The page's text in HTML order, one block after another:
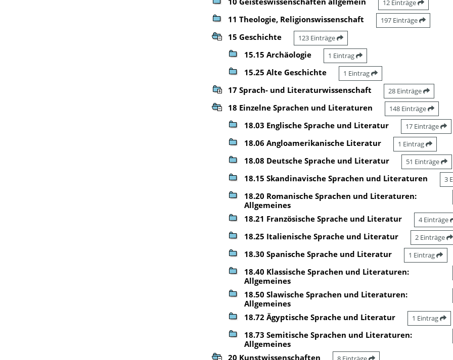
12 Einträge
11 Theologie, Religionswissenschaft 197 Einträge
15 Geschichte 123 Einträge
15.15 Archäologie 1 Eintrag
15.25 Alte Geschichte 1 Eintrag
17 Sprach- und Literaturwissenschaft 28 Einträge
18 Einzelne Sprachen und Literaturen 148 Einträge
18.03 Englische Sprache und Literatur 17 Einträge
18.06 Angloamerikanische Literatur 1 Eintrag
18.08 Deutsche Sprache und Literatur 51 Einträge
18.15 Skandinavische Sprachen und Literaturen 3
18.20 Romanische Sprachen und Literaturen:
Allgemeines
18.21 Französische Sprache und Literatur 4 Einträge
18.25 Italienische Sprache und Literatur 2 Einträge
18.30 Spanische Sprache und Literatur 1 Eintrag
18.40 Klassische Sprachen und Literaturen:
Allgemeines
18.50 Slawische Sprachen und Literaturen:
Allgemeines
18.72 Ägyptische Sprache und Literatur 1 Eintrag
18.73 Semitische Sprachen und Literaturen:
Allgemeines
20 Kunstwissenschaften